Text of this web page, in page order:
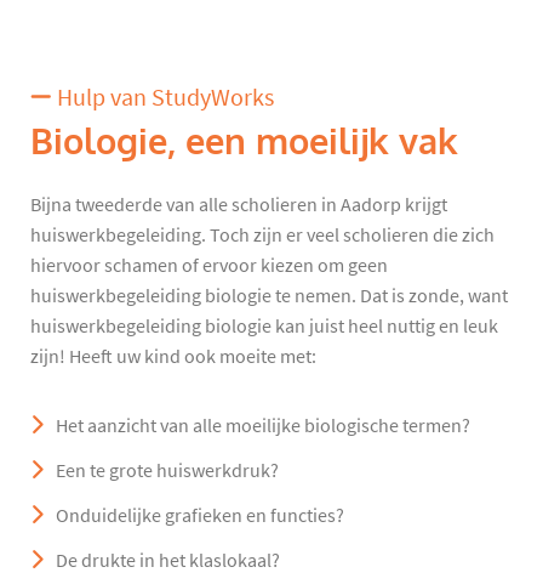
Hulp van StudyWorks
Biologie, een moeilijk vak
Bijna tweederde van alle scholieren in Aadorp krijgt
huiswerkbegeleiding. Toch zijn er veel scholieren die zich
hiervoor schamen of ervoor kiezen om geen
huiswerkbegeleiding biologie te nemen. Dat is zonde, want
huiswerkbegeleiding biologie kan juist heel nuttig en leuk
zijn! Heeft uw kind ook moeite met:
Het aanzicht van alle moeilijke biologische termen?
Een te grote huiswerkdruk?
Onduidelijke grafieken en functies?
De drukte in het klaslokaal?